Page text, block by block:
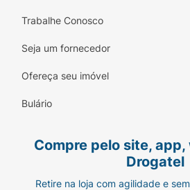
Trabalhe Conosco
Seja um fornecedor
Ofereça seu imóvel
Bulário
Compre pelo site,
Drogatel
Retire na loja com agilidade e